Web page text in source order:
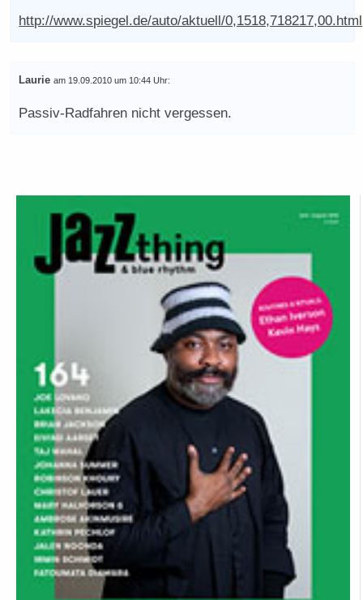
http://www.spiegel.de/auto/aktuell/0,1518,718217,00.html
Laurie am 19.09.2010 um 10:44 Uhr:
Passiv-Radfahren nicht vergessen.